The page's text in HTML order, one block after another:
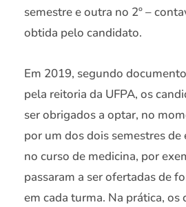
semestre e outra no 2º –
obtida pelo candidato.
Em 2019, segundo
pela reitoria da UFPA, os
ser obrigados a optar, no
por um dos dois semestres de
no curso de medicina, por
passaram a ser ofertadas de
em cada turma. Na prática, os